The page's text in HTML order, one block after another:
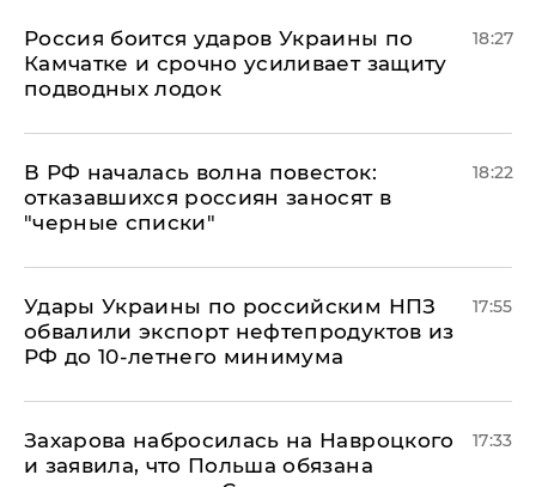
Россия боится ударов Украины по
Камчатке и срочно усиливает защиту
подводных лодок
18:27
​В РФ началась волна повесток:
отказавшихся россиян заносят в
"черные списки"
18:22
Удары Украины по российским НПЗ
обвалили экспорт нефтепродуктов из
РФ до 10-летнего минимума
17:55
​Захарова набросилась на Навроцкого
и заявила, что Польша обязана
17:33